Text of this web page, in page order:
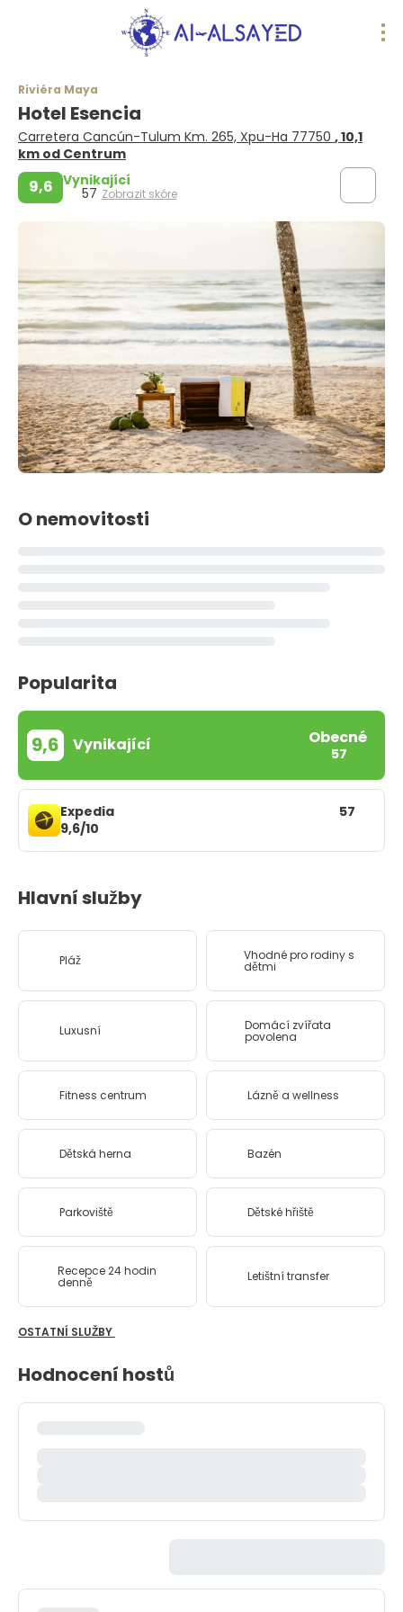
Riviéra Maya
Hotel Esencia
Carretera Cancún-Tulum Km. 265, Xpu-Ha 77750 , 10,1
km od Centrum
9,6 Vynikající
57 Zobrazit skóre
O nemovitosti
Popularita
9,6 Vynikající Obecné
57
Expedia
9,6/10
57
Hlavní služby
Pláž Vhodné pro rodiny s
dětmi
Luxusní Domácí zvířata
povolena
Fitness centrum Lázně a wellness
Dětská herna Bazén
Parkoviště Dětské hřiště
Recepce 24 hodin
denně Letištní transfer
OSTATNÍ SLUŽBY
Hodnocení hostů